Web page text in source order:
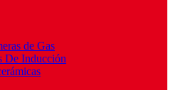
de Gas
De Inducción